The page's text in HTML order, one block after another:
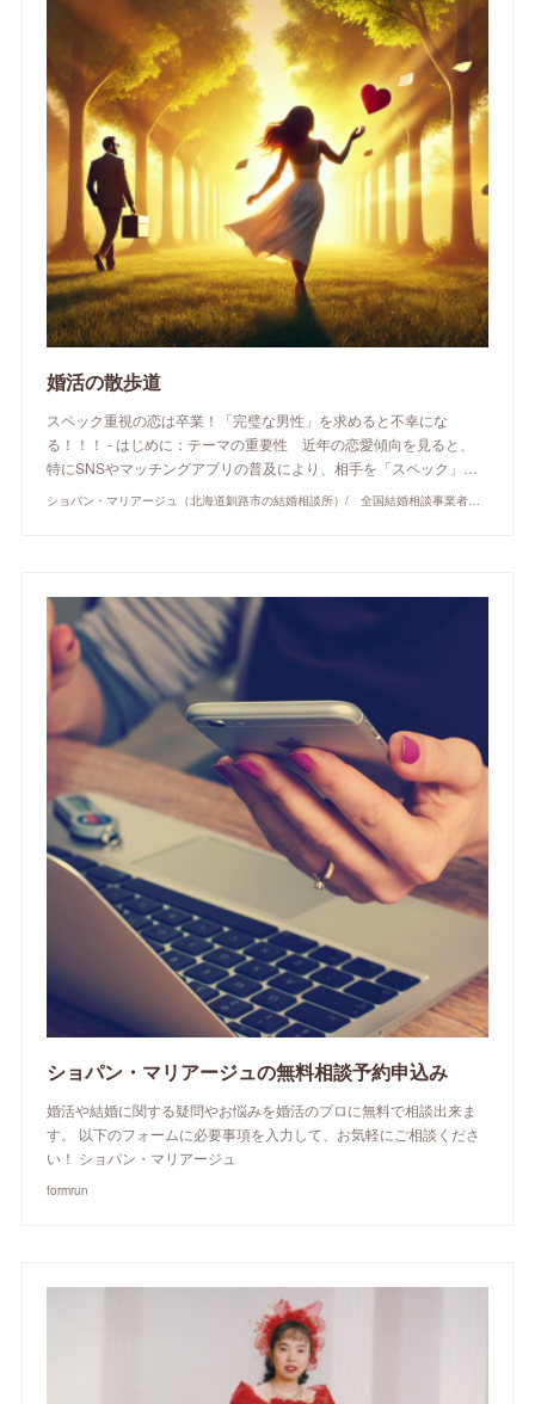
婚活の散歩道
スペック重視の恋は卒業！「完璧な男性」を求めると不幸にな
る！！！ - はじめに：テーマの重要性 近年の恋愛傾向を見ると、
特にSNSやマッチングアプリの普及により、相手を「スペック」…
ショパン・マリアージュ（北海道釧路市の結婚相談所）/ 全国結婚相談事業者連盟正規加盟店 / cherry-piano.com
ショパン・マリアージュの無料相談予約申込み
婚活や結婚に関する疑問やお悩みを婚活のプロに無料で相談出来ま
す。 以下のフォームに必要事項を入力して、お気軽にご相談くださ
い！ ショパン・マリアージュ
formrun